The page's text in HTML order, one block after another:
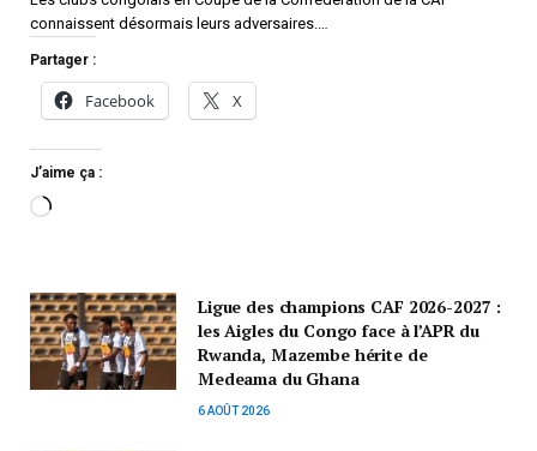
connaissent désormais leurs adversaires.…
Partager :
Facebook X
J’aime ça :
Ligue des champions CAF 2026-2027 :
les Aigles du Congo face à l’APR du
Rwanda, Mazembe hérite de
Medeama du Ghana
6 AOÛT 2026